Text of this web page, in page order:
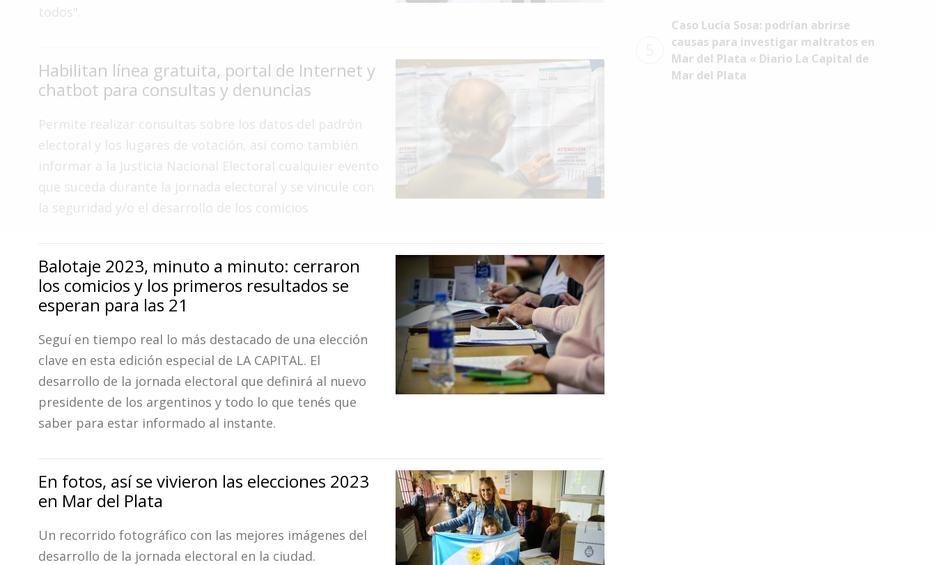
Policiales
Fotos
Familia
Clasificados
Fúnebres
todos".
Habilitan línea gratuita, portal de Internet y
chatbot para consultas y denuncias
Permite realizar consultas sobre los datos del padrón
electoral y los lugares de votación, así como también
informar a la Justicia Nacional Electoral cualquier evento
que suceda durante la jornada electoral y se vincule con
la seguridad y/o el desarrollo de los comicios
Balotaje 2023, minuto a minuto: cerraron
los comicios y los primeros resultados se
esperan para las 21
Seguí en tiempo real lo más destacado de una elección
clave en esta edición especial de LA CAPITAL. El
desarrollo de la jornada electoral que definirá al nuevo
presidente de los argentinos y todo lo que tenés que
saber para estar informado al instante.
En fotos, así se vivieron las elecciones 2023
en Mar del Plata
Un recorrido fotográfico con las mejores imágenes del
desarrollo de la jornada electoral en la ciudad.
Caso Lucía Sosa: podrían abrirse
causas para investigar maltratos en
Mar del Plata « Diario La Capital de
Mar del Plata